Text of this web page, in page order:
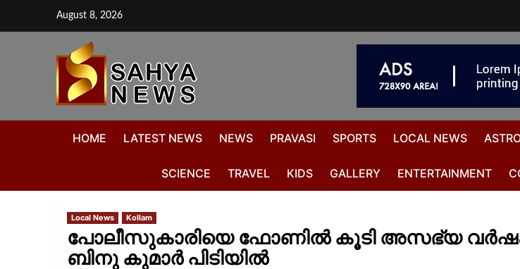
August 8, 2026
HOME LATEST NEWS NEWS PRAVASI SPORTS LOCAL NEWS
SCIENCE TRAVEL KIDS GALLERY ENTERTAINMENT
Local News Kollam
പോലീസുകാരിയെ ഫോണിൽ കൂടി അസഭ്യ വർഷം
ബിനു കുമാർ പിടിയിൽ